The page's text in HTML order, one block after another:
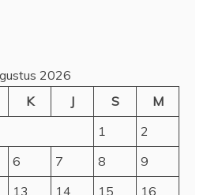
2026
K J S
M
1
2
6 7 8
9
13 14 15
16